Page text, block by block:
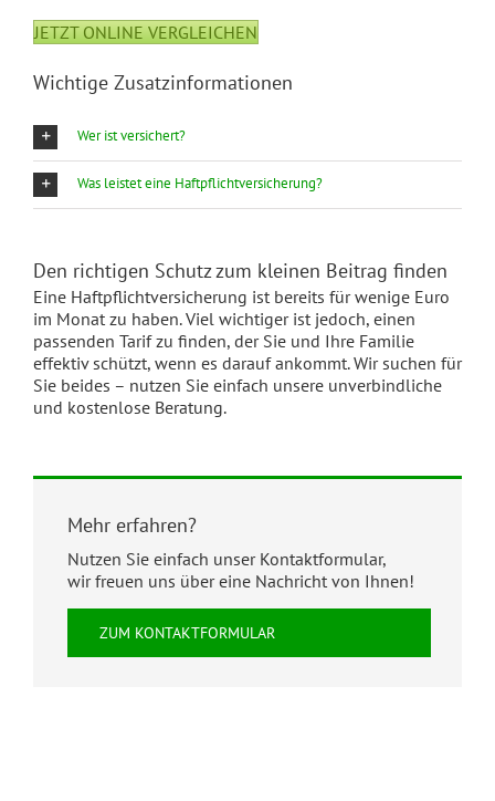
JETZT ONLINE VERGLEICHEN
Wichtige Zusatzinformationen
Wer ist versichert?
Was leistet eine Haftpflichtversicherung?
Den richtigen Schutz zum kleinen Beitrag finden
Eine Haftpflichtversicherung ist bereits für wenige Euro
im Monat zu haben. Viel wichtiger ist jedoch, einen
passenden Tarif zu finden, der Sie und Ihre Familie
effektiv schützt, wenn es darauf ankommt. Wir suchen für
Sie beides – nutzen Sie einfach unsere unverbindliche
und kostenlose Beratung.
Mehr erfahren?
Nutzen Sie einfach unser Kontaktformular,
wir freuen uns über eine Nachricht von Ihnen!
ZUM KONTAKTFORMULAR